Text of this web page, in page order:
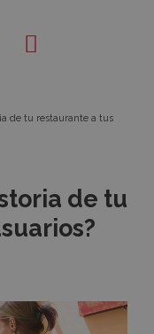
de tu restaurante a tus
de tu